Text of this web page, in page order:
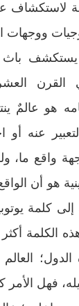
لاستكشاف
ووجهات
يستكشف
القرن
هو عالمٌ
عنه أو
واقع ما،
هو أن
كلمة
الكلمة
العالم
فهل